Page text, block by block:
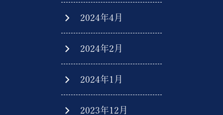
2024年4月
2024年2月
2024年1月
2023年12月